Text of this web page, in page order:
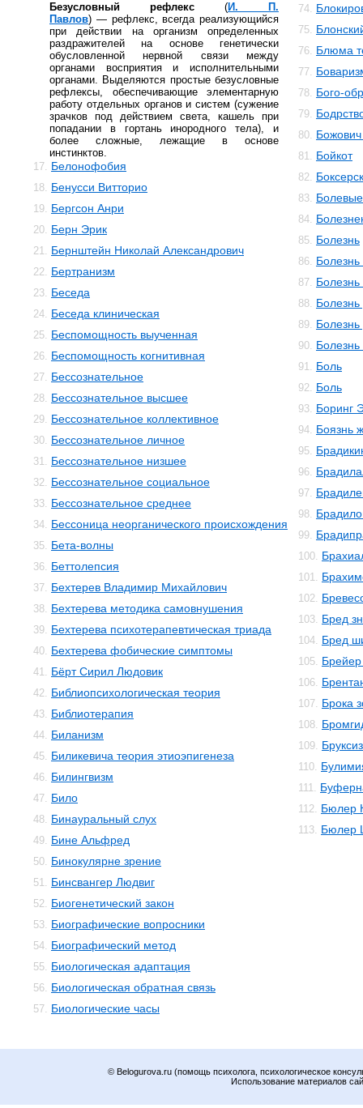
Безусловный рефлекс (И. П.
Павлов) — рефлекс, всегда реализующийся
при действии на организм определенных
раздражителей на основе генетически
обусловленной нервной связи между
органами восприятия и исполнительными
органами. Выделяются простые безусловные
рефлексы, обеспечивающие элементарную
работу отдельных органов и систем (сужение
зрачков под действием света, кашель при
попадании в гортань инородного тела), и
более сложные, лежащие в основе
инстинктов.
17. Белонофобия
18. Бенусси Витторио
19. Бергсон Анри
20. Берн Эрик
21. Бернштейн Николай Александрович
22. Бертранизм
23. Беседа
24. Беседа клиническая
25. Беспомощность выученная
26. Беспомощность когнитивная
27. Бессознательное
28. Бессознательное высшее
29. Бессознательное коллективное
30. Бессознательное личное
31. Бессознательное низшее
32. Бессознательное социальное
33. Бессознательное среднее
34. Бессоница неорганического происхождения
35. Бета-волны
36. Беттолепсия
37. Бехтерев Владимир Михайлович
38. Бехтерева методика самовнушения
39. Бехтерева психотерапевтическая триада
40. Бехтерева фобические симптомы
41. Бёрт Сирил Людовик
42. Библиопсихологическая теория
43. Библиотерапия
44. Биланизм
45. Биликевича теория этиоэпигенеза
46. Билингвизм
47. Било
48. Бинауральный слух
49. Бине Альфред
50. Бинокулярне зрение
51. Бинсвангер Людвиг
52. Биогенетический закон
53. Биографические вопросники
54. Биографический метод
55. Биологическая адаптация
56. Биологическая обратная связь
57. Биологические часы
74.
75.
76. Блюма
77.
78. Бого-
79.
80.
81. Бойкот
82.
83.
84.
85. Болезнь
86.
87.
88.
89.
90.
91. Боль
92. Боль
93. Боринг
94. Боязнь
95.
96.
97.
98.
99.
100.
101.
102.
103. Бред
104. Бред
105.
106.
107. Брока
108.
109.
110.
111.
112. Бюлер
113. Бюлер
© Belogurova.ru (помощь психолога, психологическое
Использование материалов